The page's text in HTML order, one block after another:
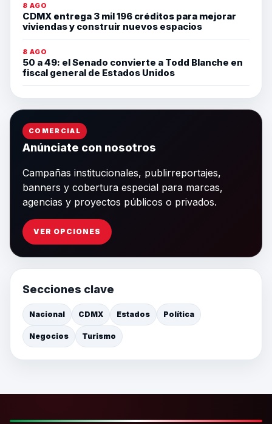
8 AGO
CDMX entrega 3 mil 196 créditos para mejorar
viviendas y construir nuevos espacios
8 AGO
50 a 49: el Senado convierte a Todd Blanche en
fiscal general de Estados Unidos
COMERCIAL
Anúnciate con nosotros
Campañas institucionales, publirreportajes,
banners y cobertura especial para marcas,
agencias y proyectos públicos o privados.
VER OPCIONES
Secciones clave
Nacional CDMX Estados Política
Negocios Turismo